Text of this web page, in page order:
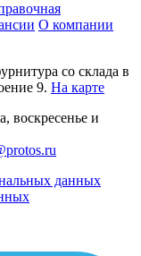
О компании
со склада в
9. На карте
воскресенье и
данных